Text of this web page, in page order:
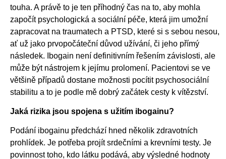
touha. A právě to je ten příhodný čas na to, aby mohla
započít psychologická a sociální péče, která jim umožní
zapracovat na traumatech a PTSD, které si s sebou nesou,
ať už jako prvopočáteční důvod užívání, či jeho přímý
následek. Ibogain není definitivním řešením závislosti, ale
může být nástrojem k jejímu prolomení. Pacientovi se ve
většině případů dostane možnosti pocítit psychosociální
stabilitu a to je podle mě dobrý začátek cesty k vítězství.
Jaká rizika jsou spojena s užitím ibogainu?
Podání ibogainu předchází hned několik zdravotních
prohlídek. Je potřeba projít srdečními a krevními testy. Je
povinnost toho, kdo látku podává, aby výsledné hodnoty